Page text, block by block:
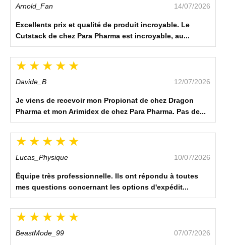
Arnold_Fan 14/07/2026
Excellents prix et qualité de produit incroyable. Le
Cutstack de chez Para Pharma est incroyable, au...
Davide_B 12/07/2026
Je viens de recevoir mon Propionat de chez Dragon
Pharma et mon Arimidex de chez Para Pharma. Pas de...
Lucas_Physique 10/07/2026
Équipe très professionnelle. Ils ont répondu à toutes
mes questions concernant les options d'expédit...
BeastMode_99 07/07/2026